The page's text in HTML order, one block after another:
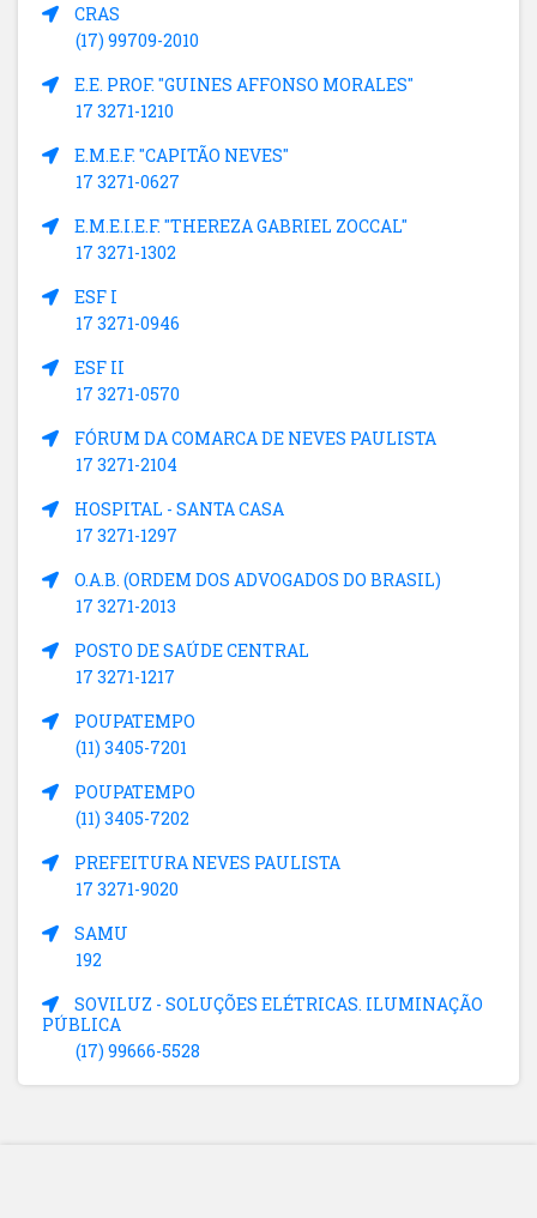
CRAS
(17) 99709-2010
E.E. PROF. "GUINES AFFONSO MORALES"
17 3271-1210
E.M.E.F. "CAPITÃO NEVES"
17 3271-0627
E.M.E.I.E.F. "THEREZA GABRIEL ZOCCAL"
17 3271-1302
ESF I
17 3271-0946
ESF II
17 3271-0570
FÓRUM DA COMARCA DE NEVES PAULISTA
17 3271-2104
HOSPITAL - SANTA CASA
17 3271-1297
O.A.B. (ORDEM DOS ADVOGADOS DO BRASIL)
17 3271-2013
POSTO DE SAÚDE CENTRAL
17 3271-1217
POUPATEMPO
(11) 3405-7201
POUPATEMPO
(11) 3405-7202
PREFEITURA NEVES PAULISTA
17 3271-9020
SAMU
192
SOVILUZ - SOLUÇÕES ELÉTRICAS. ILUMINAÇÃO
PÚBLICA
(17) 99666-5528